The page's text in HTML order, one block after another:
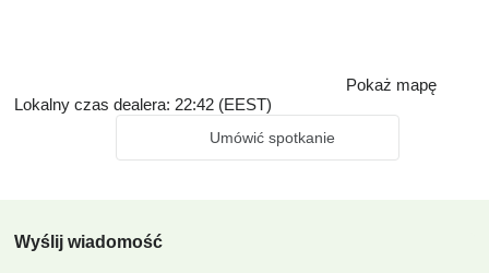
Pokaż mapę
Lokalny czas dealera: 22:42 (EEST)
Umówić spotkanie
Wyślij wiadomość